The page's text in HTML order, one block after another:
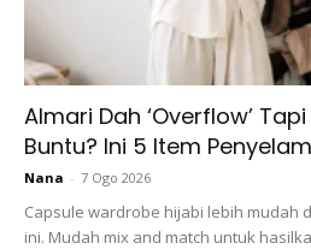
#madinah
A Post Shared By
Assalammualaikum… me nak
raudah dengan mudah..
Almari Dah ‘Overflow’
Buntu? Ini 5 Item
Nana - 7 Ogo 2026
Capsule wardrobe hijabi lebih mudah
ini. Mudah mix and match untuk